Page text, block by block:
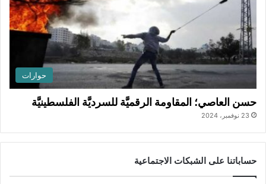
حوارات
حسن العاصي؛ المقاومة الرقميَّة للسرديَّة الفلسطينيَّة
23 نوفمبر، 2024
حساباتنا على الشبكات الاجتماعية